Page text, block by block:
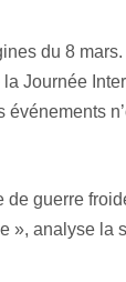
du 8 mars.
Journée
événements
de guerre
», analyse la